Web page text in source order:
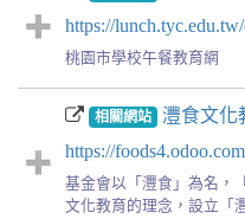
https://
桃園市學校午餐教育網
相關網站
灃食文化
https://
基金會以「灃食」為名，
文化教育的理念，設立「